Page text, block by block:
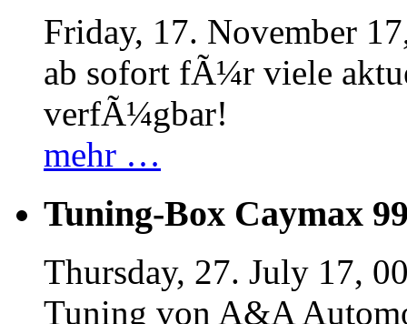
Friday, 17. November
ab sofort fÃ¼r viele
verfÃ¼gbar!
mehr …
Tuning-Box Caymax
Thursday, 27. July 17,
Tuning von A&A